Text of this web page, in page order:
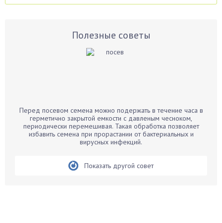
Аспарагус
Бархатцы
Бегония
Полезные советы
Перед посевом семена можно подержать в течение часа в
герметично закрытой емкости с давленым чесноком,
периодически перемешивая. Такая обработка позволяет
избавить семена при прорастании от бактериальных и
вирусных инфекций.
Показать другой совет